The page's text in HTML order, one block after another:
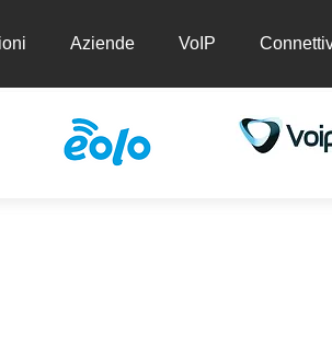
Aziende
Aziende VoIP